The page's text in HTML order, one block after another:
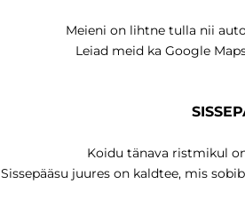
Meieni on lihtne tulla nii
Leiad meid ka Google
Koidu tänava ristmikul
Sissepääsu juures on kaldtee, mis